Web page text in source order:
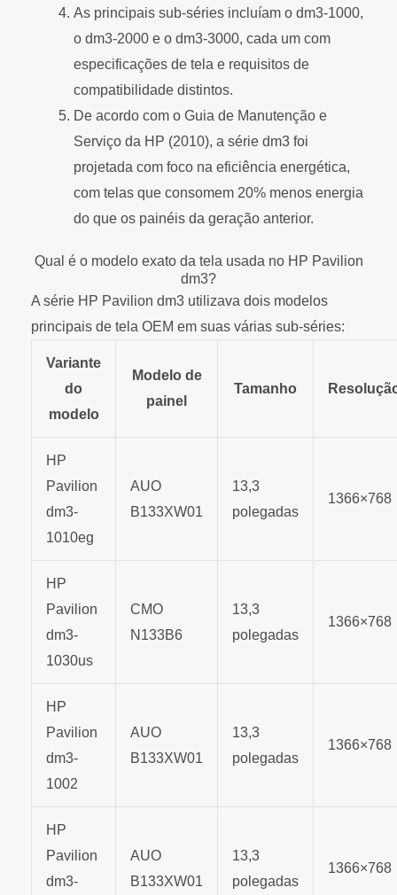
As principais sub-séries incluíam o dm3-1000,
o dm3-2000 e o dm3-3000, cada um com
especificações de tela e requisitos de
compatibilidade distintos.
De acordo com o Guia de Manutenção e
Serviço da HP (2010), a série dm3 foi
projetada com foco na eficiência energética,
com telas que consomem 20% menos energia
do que os painéis da geração anterior.
Qual é o modelo exato da tela usada no HP Pavilion
dm3?
A série HP Pavilion dm3 utilizava dois modelos
principais de tela OEM em suas várias sub-séries:
Variante
do
modelo
Modelo de
painel
Tamanho
HP
Pavilion
dm3-
1010eg
AUO
B133XW01
13,3
polegadas
1366×768
HP
Pavilion
dm3-
1030us
CMO
N133B6
13,3
polegadas
1366×768
HP
Pavilion
dm3-
1002
AUO
B133XW01
13,3
polegadas
1366×768
HP
Pavilion
dm3-
AUO
B133XW01
13,3
polegadas
1366×768